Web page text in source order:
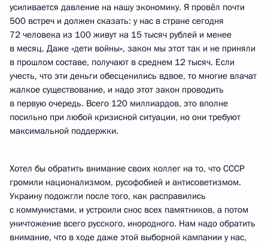
усиливается давление на нашу экономику. Я провёл почти
500 встреч и должен сказать: у нас в стране сегодня
72 человека из 100 живут на 15 тысяч рублей и менее
в месяц. Даже «дети войны», закон мы этот так и не приняли
в прошлом составе, получают в среднем 12 тысяч. Если
учесть, что эти деньги обесценились вдвое, то многие влачат
жалкое существование, и надо этот закон проводить
в первую очередь. Всего 120 миллиардов, это вполне
посильно при любой кризисной ситуации, но они требуют
максимальной поддержки.
Хотел бы обратить внимание своих коллег на то, что СССР
громили национализмом, русофобией и антисоветизмом.
Украину подожгли после того, как расправились
с коммунистами, и устроили снос всех памятников, а потом
уничтожение всего русского, инородного. Нам надо обратить
внимание, что в ходе даже этой выборной кампании у нас,